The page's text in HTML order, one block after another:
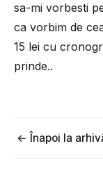
sa-mi vorbesti
ca vorbim de
15 lei cu
prinde..
← Înapoi la